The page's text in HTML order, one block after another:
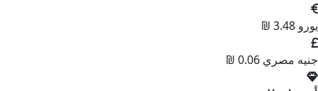
يورو 3.48 ₪
جنيه مصري 0.06 ₪